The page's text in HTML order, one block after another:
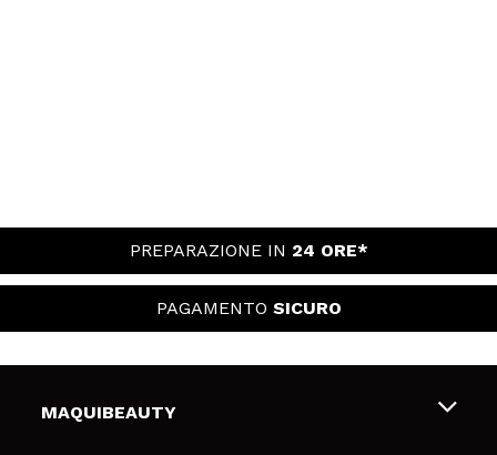
PREPARAZIONE IN 24 ORE*
PAGAMENTO SICURO
MAQUIBEAUTY